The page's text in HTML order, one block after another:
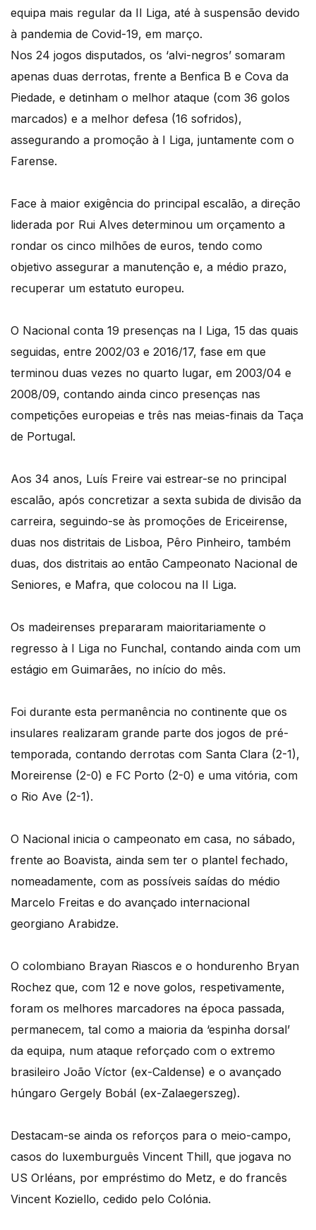
equipa mais regular da II Liga, até à suspensão devido
à pandemia de Covid-19, em março.
Nos 24 jogos disputados, os ‘alvi-negros’ somaram
apenas duas derrotas, frente a Benfica B e Cova da
Piedade, e detinham o melhor ataque (com 36 golos
marcados) e a melhor defesa (16 sofridos),
assegurando a promoção à I Liga, juntamente com o
Farense.
Face à maior exigência do principal escalão, a direção
liderada por Rui Alves determinou um orçamento a
rondar os cinco milhões de euros, tendo como
objetivo assegurar a manutenção e, a médio prazo,
recuperar um estatuto europeu.
O Nacional conta 19 presenças na I Liga, 15 das quais
seguidas, entre 2002/03 e 2016/17, fase em que
terminou duas vezes no quarto lugar, em 2003/04 e
2008/09, contando ainda cinco presenças nas
competições europeias e três nas meias-finais da Taça
de Portugal.
Aos 34 anos, Luís Freire vai estrear-se no principal
escalão, após concretizar a sexta subida de divisão da
carreira, seguindo-se às promoções de Ericeirense,
duas nos distritais de Lisboa, Pêro Pinheiro, também
duas, dos distritais ao então Campeonato Nacional de
Seniores, e Mafra, que colocou na II Liga.
Os madeirenses prepararam maioritariamente o
regresso à I Liga no Funchal, contando ainda com um
estágio em Guimarães, no início do mês.
Foi durante esta permanência no continente que os
insulares realizaram grande parte dos jogos de pré-
temporada, contando derrotas com Santa Clara (2-1),
Moreirense (2-0) e FC Porto (2-0) e uma vitória, com
o Rio Ave (2-1).
O Nacional inicia o campeonato em casa, no sábado,
frente ao Boavista, ainda sem ter o plantel fechado,
nomeadamente, com as possíveis saídas do médio
Marcelo Freitas e do avançado internacional
georgiano Arabidze.
O colombiano Brayan Riascos e o hondurenho Bryan
Rochez que, com 12 e nove golos, respetivamente,
foram os melhores marcadores na época passada,
permanecem, tal como a maioria da ‘espinha dorsal’
da equipa, num ataque reforçado com o extremo
brasileiro João Víctor (ex-Caldense) e o avançado
húngaro Gergely Bobál (ex-Zalaegerszeg).
Destacam-se ainda os reforços para o meio-campo,
casos do luxemburguês Vincent Thill, que jogava no
US Orléans, por empréstimo do Metz, e do francês
Vincent Koziello, cedido pelo Colónia.